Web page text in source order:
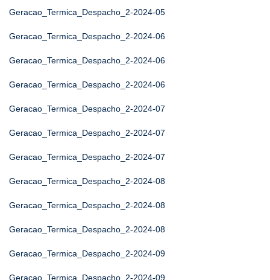
Geracao_Termica_Despacho_2-2024-05
Geracao_Termica_Despacho_2-2024-06
Geracao_Termica_Despacho_2-2024-06
Geracao_Termica_Despacho_2-2024-06
Geracao_Termica_Despacho_2-2024-07
Geracao_Termica_Despacho_2-2024-07
Geracao_Termica_Despacho_2-2024-07
Geracao_Termica_Despacho_2-2024-08
Geracao_Termica_Despacho_2-2024-08
Geracao_Termica_Despacho_2-2024-08
Geracao_Termica_Despacho_2-2024-09
Geracao_Termica_Despacho_2-2024-09